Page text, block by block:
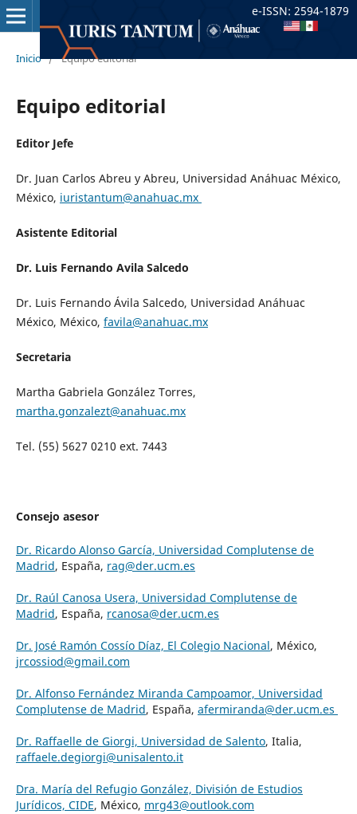
Inicio / Equipo editorial
Equipo editorial
Editor Jefe
Dr. Juan Carlos Abreu y Abreu, Universidad Anáhuac México,
México, iuristantum@anahuac.mx
Asistente Editorial
Dr. Luis Fernando Avila Salcedo
Dr. Luis Fernando Ávila Salcedo, Universidad Anáhuac
México, México, favila@anahuac.mx
Secretaria
Martha Gabriela González Torres,
martha.gonzalezt@anahuac.mx
Tel. (55) 5627 0210 ext. 7443
Consejo asesor
Dr. Ricardo Alonso García, Universidad Complutense de
Madrid, España, rag@der.ucm.es
Dr. Raúl Canosa Usera, Universidad Complutense de
Madrid, España, rcanosa@der.ucm.es
Dr. José Ramón Cossío Díaz, El Colegio Nacional, México,
jrcossiod@gmail.com
Dr. Alfonso Fernández Miranda Campoamor, Universidad
Complutense de Madrid, España, afermiranda@der.ucm.es
Dr. Raffaelle de Giorgi, Universidad de Salento, Italia,
raffaele.degiorgi@unisalento.it
Dra. María del Refugio González, División de Estudios
Jurídicos, CIDE, México, mrg43@outlook.com
e-ISSN: 2594-1879